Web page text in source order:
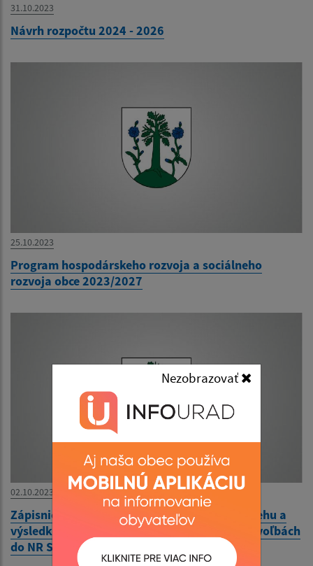
Nezobrazovať
31.10.2023
Návrh rozpočtu 2024 - 2026
25.10.2023
Program hospodárskeho rozvoja a sociálneho
rozvoja obce 2023/2027
02.10.2023
Zápisnica okrskovej volebnej komisie o priebehu a
výsledku hlasovania vo volebnom okrsku vo voľbách
do NR SR 30.9.2023